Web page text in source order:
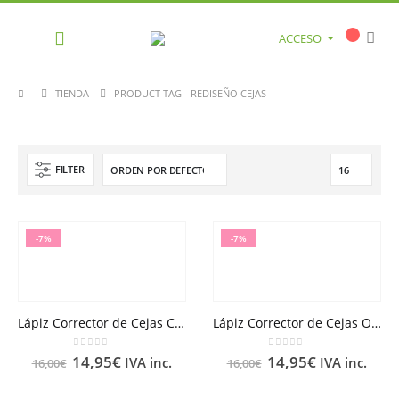
ACCESO
TIENDA PRODUCT TAG - REDISEÑO CEJAS
FILTER
-7%
Lápiz Corrector de Cejas Claro Couvrance
0 out of 5
16,00€ 14,95€ IVA inc.
-7%
Lápiz Corrector de Cejas Oscuro Couvrance
0 out of 5
16,00€ 14,95€ IVA inc.